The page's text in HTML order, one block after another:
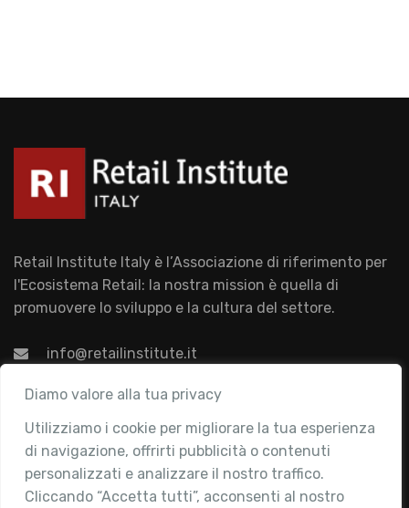
Diamo valore alla tua privacy
Utilizziamo i cookie per migliorare la tua esperienza
di navigazione, offrirti pubblicità o contenuti
personalizzati e analizzare il nostro traffico.
Cliccando “Accetta tutti”, acconsenti al nostro
Retail Institute Italy è l’Associazione di riferimento per
l'Ecosistema Retail: la nostra mission è quella di
promuovere lo sviluppo e la cultura del settore.
info@retailinstitute.it
Associazione
Chi siamo
Attività
Contatti